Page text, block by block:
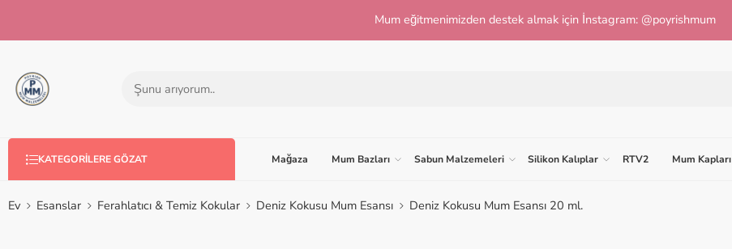
Mum eğitmenimizden destek almak için İnstagram: @poyrishmum
KATEGORILERE GÖZAT Mağaza Mum Bazları Sabun Malzemeleri Silikon Kalıplar RTV2 Mum Kapları
Ev Esanslar Ferahlatıcı & Temiz Kokular Deniz Kokusu Mum Esansı Deniz Kokusu Mum Esansı 20 ml.